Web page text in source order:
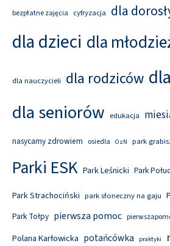
bezpłatne zajęcia cyfryzacja dla
dla dzieci dla
dla nauczycieli dla rodziców
dla seniorów edukacja
nasycamy zdrowiem osiedla OzN park
Parki ESK Park Leśnicki Park
Park Strachociński park słoneczny na gaju
Park Tołpy pierwsza pomoc
Polana Karłowicka potańcówka praktyki